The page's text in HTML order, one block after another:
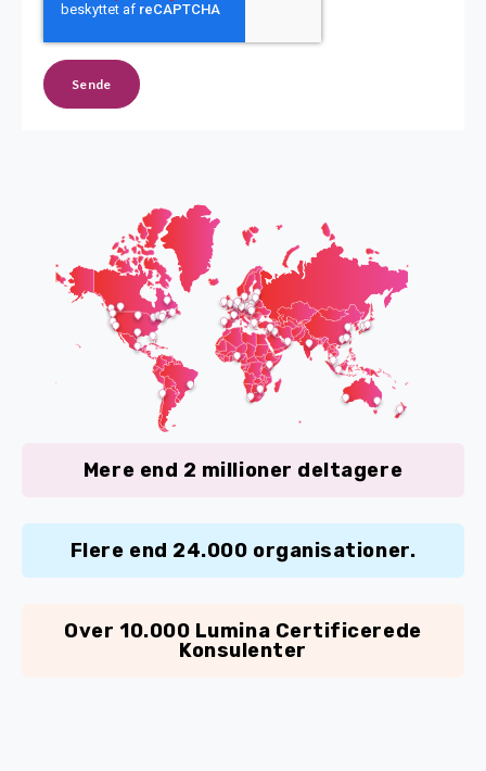
Mere end 2 millioner deltagere
Flere end 24.000 organisationer.
Over 10.000 Lumina Certificerede
Konsulenter